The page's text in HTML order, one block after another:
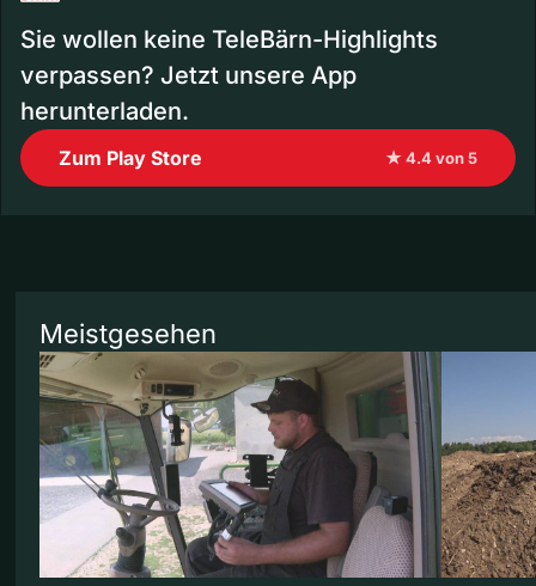
Sie wollen keine TeleBärn-Highlights
verpassen? Jetzt unsere App
herunterladen.
Zum Play Store ★ 4.4 von 5
Meistgesehen